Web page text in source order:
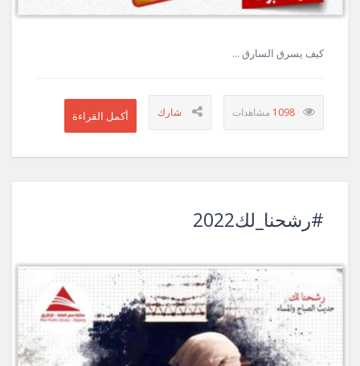
كيف يسرق السارق ...
1098
#رشحنا_لك2022